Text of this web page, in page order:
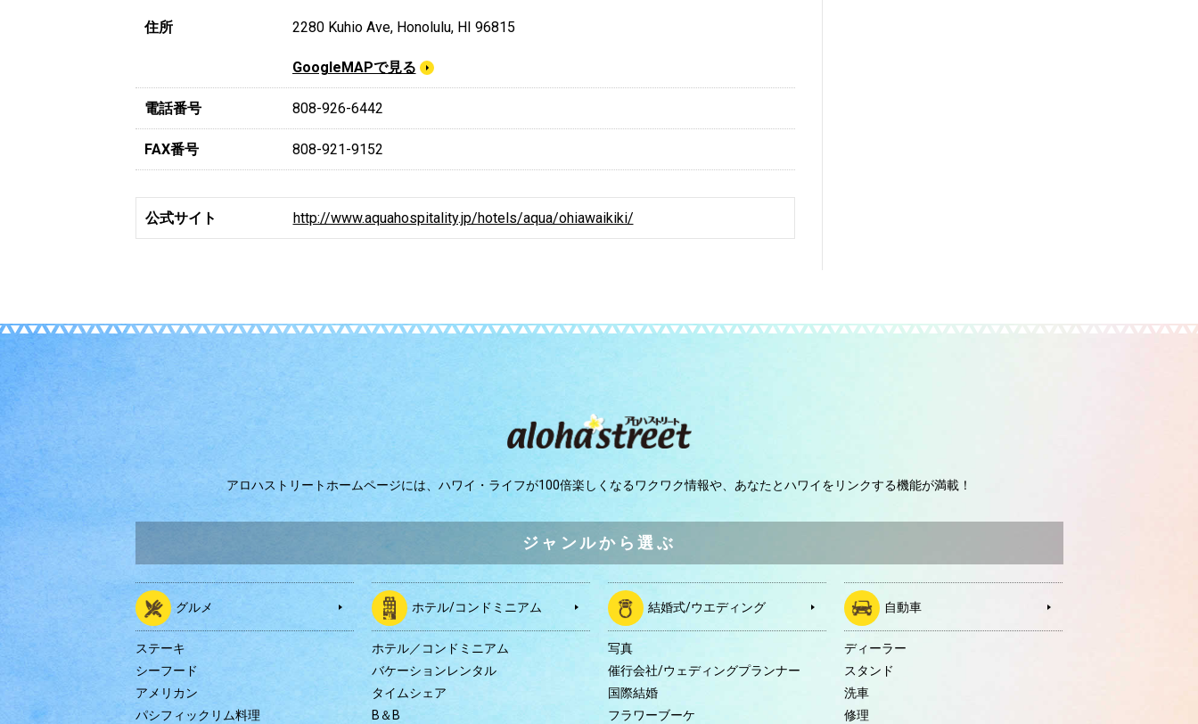
住所 2280 Kuhio Ave, Honolulu, HI 96815
GoogleMAPで見る
電話番号 808-926-6442
FAX番号 808-921-9152
公式サイト http://www.aquahospitality.jp/hotels/aqua/ohiawaikiki/
アロハストリートホームページには、 ハワイ・ライフが100倍楽しくなるワクワク情報や、 あなたとハワイをリンクする機能が満載！
ジャンルから選ぶ
グルメ
ステーキ
シーフード
アメリカン
パシフィックリム料理
ホテル/コンドミニアム
ホテル／コンドミニアム
バケーションレンタル
タイムシェア
B＆B
結婚式/ウエディング
写真
催行会社/ウェディングプランナー
国際結婚
フラワーブーケ
自動車
ディーラー
スタンド
洗車
修理